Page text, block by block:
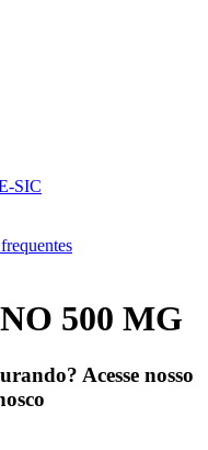
SIC
500 MG
Acesse nosso